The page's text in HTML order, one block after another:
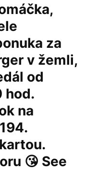
za
v žemli,
od
hod.
na
😘 See